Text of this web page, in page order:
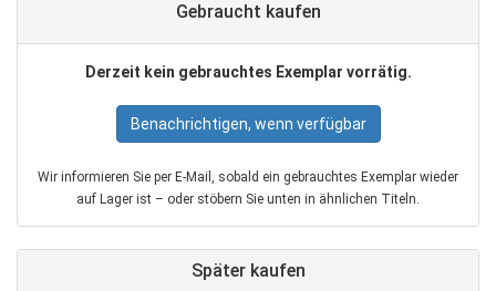
Gebraucht kaufen
Derzeit kein gebrauchtes Exemplar vorrätig.
Benachrichtigen, wenn verfügbar
Wir informieren Sie per E‑Mail, sobald ein gebrauchtes Exemplar wieder
auf Lager ist – oder stöbern Sie unten in ähnlichen Titeln.
Später kaufen